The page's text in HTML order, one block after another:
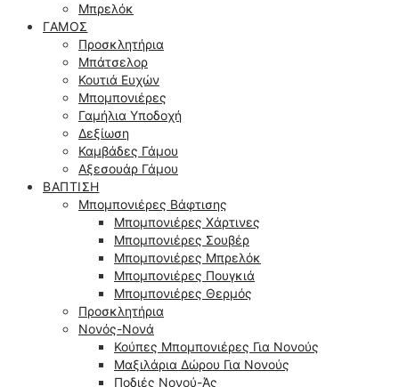
Μπρελόκ
ΓΆΜΟΣ
Προσκλητήρια
Μπάτσελορ
Κουτιά Ευχών
Μπομπονιέρες
Γαμήλια Υποδοχή
Δεξίωση
Καμβάδες Γάμου
Αξεσουάρ Γάμου
ΒΆΠΤΙΣΗ
Μπομπονιέρες Βάφτισης
Μπομπονιέρες Χάρτινες
Μπομπονιέρες Σουβέρ
Μπομπονιέρες Μπρελόκ
Μπομπονιέρες Πουγκιά
Μπομπονιέρες Θερμός
Προσκλητήρια
Νονός-Νονά
Κούπες Μπομπονιέρες Για Νονούς
Μαξιλάρια Δώρου Για Νονούς
Ποδιές Νονού-Άς